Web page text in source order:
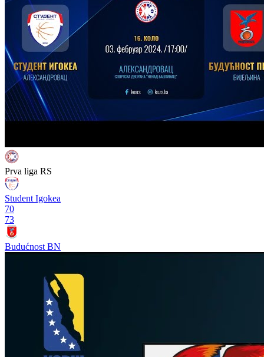
Prva liga RS
Student Igokea
70
73
Budućnost BN